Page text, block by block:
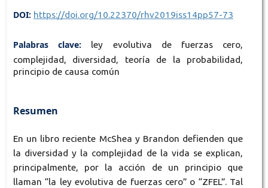
DOI: https://doi.org/10.22370/rhv2019iss14pp57-73
Palabras clave: ley evolutiva de fuerzas cero,
complejidad, diversidad, teoría de la probabilidad,
principio de causa común
Resumen
En un libro reciente McShea y Brandon defienden que
la diversidad y la complejidad de la vida se explican,
principalmente, por la acción de un principio que
llaman “la ley evolutiva de fuerzas cero” o “ZFEL”. Tal